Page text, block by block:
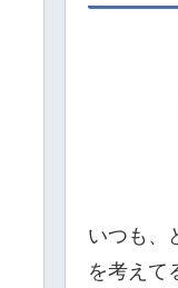
いつも、
を考えて